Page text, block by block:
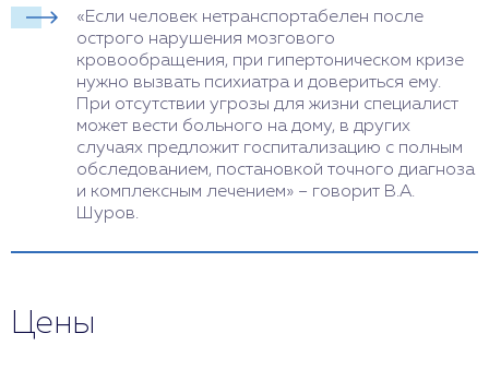
«Если человек нетранспортабелен после
острого нарушения мозгового
кровообращения, при гипертоническом кризе
нужно вызвать психиатра и довериться ему.
При отсутствии угрозы для жизни специалист
может вести больного на дому, в других
случаях предложит госпитализацию с полным
обследованием, постановкой точного диагноза
и комплексным лечением» – говорит В.А.
Шуров.
Цены